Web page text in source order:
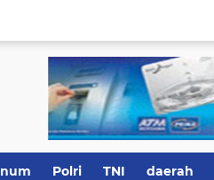
Polri TNI daerah